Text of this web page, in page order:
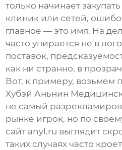
только начинает
клиник или сетей,
главное — это имя. На
часто упирается не в
поставок,
как ни странно, в
Вот, к примеру, возьмем
Хубэй Аньнин
не самый
рынке игрок, но по
сайт anyl.ru выглядит
таких случаях часто